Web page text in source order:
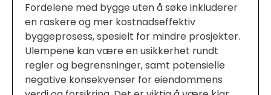
Fordelene med bygge uten å søke inkluderer
en raskere og mer kostnadseffektiv
byggeprosess, spesielt for mindre prosjekter.
Ulempene kan være en usikkerhet rundt
regler og begrensninger, samt potensielle
negative konsekvenser for eiendommens